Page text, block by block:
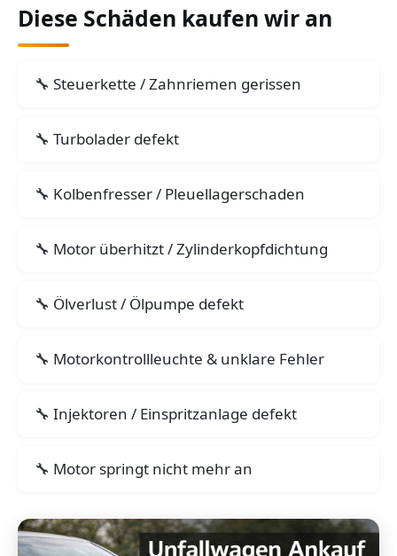
Diese Schäden kaufen wir an
Steuerkette / Zahnriemen gerissen
Turbolader defekt
Kolbenfresser / Pleuellagerschaden
Motor überhitzt / Zylinderkopfdichtung
Ölverlust / Ölpumpe defekt
Motorkontrollleuchte & unklare Fehler
Injektoren / Einspritzanlage defekt
Motor springt nicht mehr an